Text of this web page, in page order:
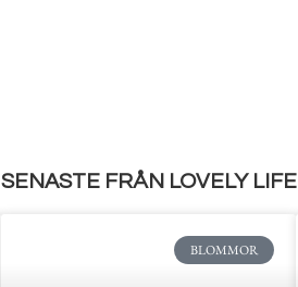
SENASTE FRÅN LOVELY LIFE
BLOMMOR